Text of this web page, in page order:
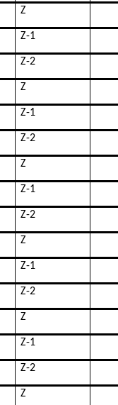
Z
Z-1
Z-2
Z
Z-1
Z-2
Z
Z-1
Z-2
Z
Z-1
Z-2
Z
Z-1
Z-2
Z